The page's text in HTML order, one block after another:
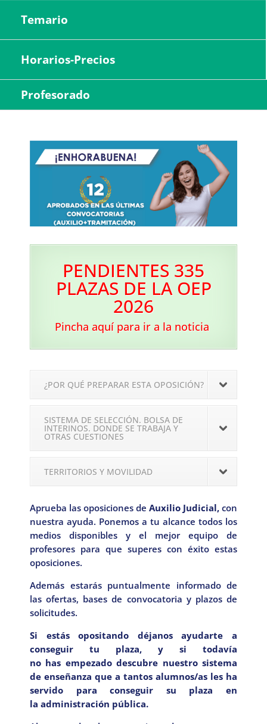
Temario
Horarios-Precios
Profesorado
PENDIENTES 335
PLAZAS DE LA OEP
2026
Pincha aquí para ir a la noticia
¿POR QUÉ PREPARAR ESTA OPOSICIÓN?
SISTEMA DE SELECCIÓN. BOLSA DE
INTERINOS. DONDE SE TRABAJA Y
OTRAS CUESTIONES
TERRITORIOS Y MOVILIDAD
Aprueba las oposiciones de Auxilio Judicial, con
nuestra ayuda. Ponemos a tu alcance todos los
medios disponibles y el mejor equipo de
profesores para que superes con éxito estas
oposiciones.
Además estarás puntualmente informado de
las ofertas, bases de convocatoria y plazos de
solicitudes.
Si estás opositando déjanos ayudarte a
conseguir tu plaza, y si todavía
no has empezado descubre nuestro sistema
de enseñanza que a tantos alumnos/as les ha
servido para conseguir su plaza en
la administración pública.